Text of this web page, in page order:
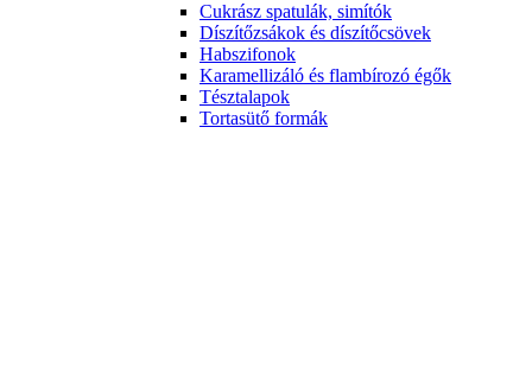
Cukrász spatulák, simítók
Díszítőzsákok és díszítőcsövek
Habszifonok
Karamellizáló és flambírozó égők
Tésztalapok
Tortasütő formák